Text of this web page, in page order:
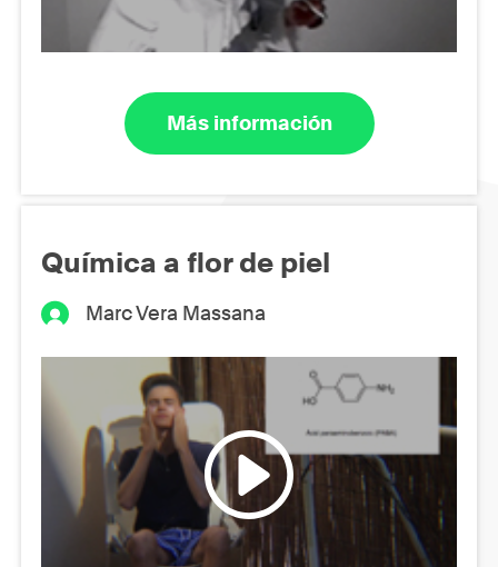
Más información
Química a flor de piel
Marc Vera Massana